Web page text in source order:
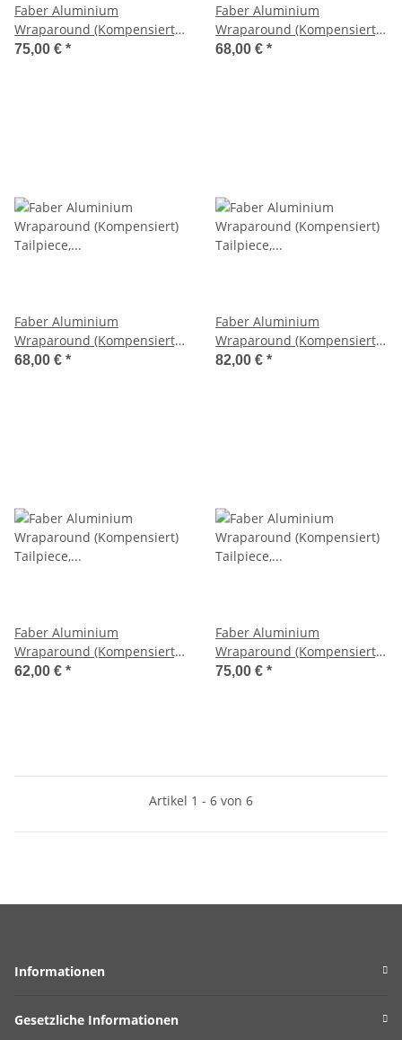
Faber Aluminium
Wraparound (Kompensiert)
Tailpiece, vergoldet, aged
75,00 € *
Faber Aluminium
Wraparound (Kompensiert)
Tailpiece, vergoldet,
68,00 € *
Faber Aluminium
Wraparound (Kompensiert)
Tailpiece, vernickelt, aged
68,00 € *
Faber Aluminium
Wraparound (Kompensiert)
Tailpiece, vernickelt, aged,
82,00 € *
Faber Aluminium
Wraparound (Kompensiert)
Tailpiece, vernickelt,
62,00 € *
Faber Aluminium
Wraparound (Kompensiert)
Tailpiece, vernickelt,
75,00 € *
Artikel 1 - 6 von 6
Informationen
Gesetzliche Informationen